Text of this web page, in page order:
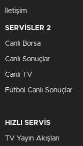
İletişim
SERVİSLER 2
Canlı Borsa
Canlı Sonuçlar
Canlı TV
Futbol Canlı Sonuçlar
HIZLI SERVİS
TV Yayın Akışları